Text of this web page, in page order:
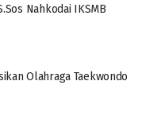
Nahkodai IKSMB
Olahraga Taekwondo